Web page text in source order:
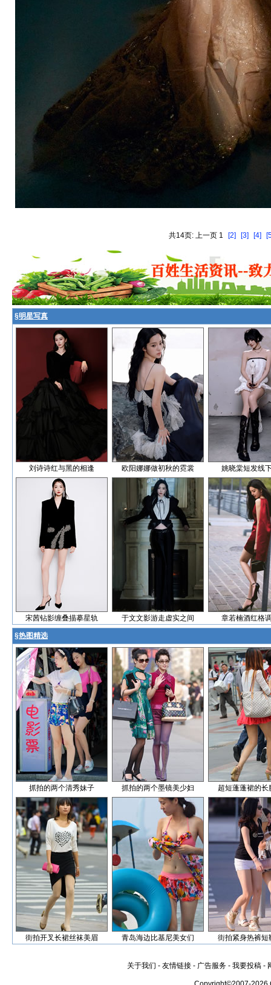
共14页: 上一页 1 [2] [3] [4]
§明星写真
刘诗诗红与黑的相逢 欧阳娜娜做初秋的霓裳 姚晓棠短发线
宋茜钻影缠叠描摹星轨 于文文影游走虚实之间 章若楠酒红格
§热图精选
抓拍的两个清秀妹子 抓拍的两个墨镜美少妇 超短蓬蓬裙的长
街拍开叉长裙丝袜美眉 青岛海边比基尼美女们 街拍紧身热裤短
关于我们 - 友情链接 - 广告服务 - 我要投稿 -